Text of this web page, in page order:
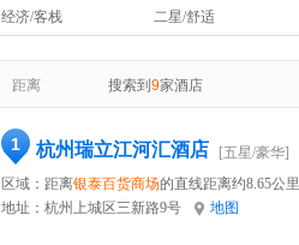
经济/客栈 二星/舒适
距离 搜索到 9家酒店
1 杭州瑞立江河汇酒店
[五星/豪华]
区域：距离银泰百货商场的直线距离约8.65公里
地址： 杭州上城区三新路9号 地图